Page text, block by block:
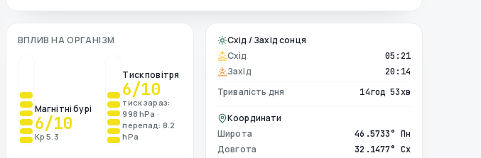
ВПЛИВ НА ОРГАНІЗМ
Магнітні бурі
6/10
Kp 5.3
Тиск повітря
6/10
тиск зараз:
998 hPa ·
перепад: 8.2
hPa
Схід / Захід сонця
Схід
05:21
Захід 20:14
Тривалість дня 14год 53хв
Координати
Широта
46.5733° Пн
Довгота 32.1477° Сх